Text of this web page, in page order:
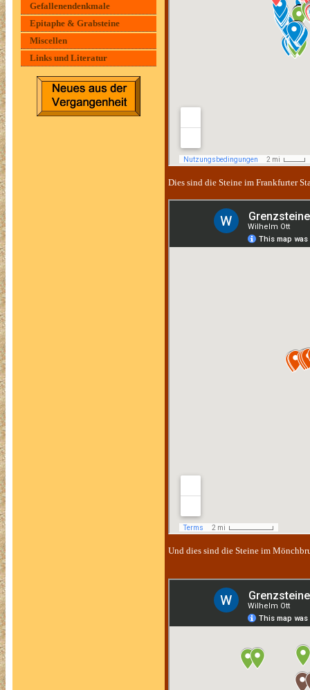
Gefallenendenkmale
Epitaphe & Grabsteine
Miscellen
Links und Literatur
Dies sind die Steine im Frankfurter
Und dies sind die Steine im